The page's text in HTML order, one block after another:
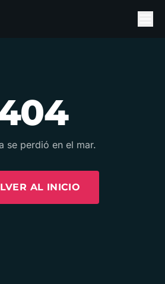
se perdió en el mar.
AL INICIO